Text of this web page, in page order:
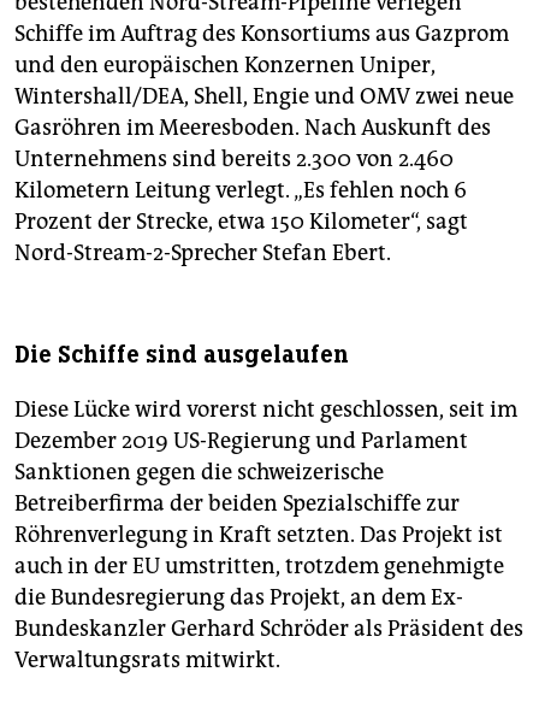
Schiffe im Auftrag des Konsortiums aus Gazprom
und den europäischen Konzernen Uniper,
Wintershall/DEA, Shell, Engie und OMV zwei neue
Gasröhren im Meeresboden. Nach Auskunft des
Unternehmens sind bereits 2.300 von 2.460
Kilometern Leitung verlegt. „Es fehlen noch 6
Prozent der Strecke, etwa 150 Kilometer“, sagt
Nord-Stream-2-Sprecher Stefan Ebert.
Die Schiffe sind ausgelaufen
Diese Lücke wird vorerst nicht geschlossen, seit im
Dezember 2019 US-Regierung und Parlament
Sanktionen gegen die schweizerische
Betreiberfirma der beiden Spezialschiffe zur
Röhrenverlegung in Kraft setzten. Das Projekt ist
auch in der EU umstritten, trotzdem genehmigte
die Bundesregierung das Projekt, an dem Ex-
Bundeskanzler Gerhard Schröder als Präsident des
Verwaltungsrats mitwirkt.